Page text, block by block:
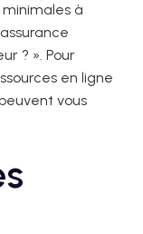
à
? ». Pour
en ligne
vous